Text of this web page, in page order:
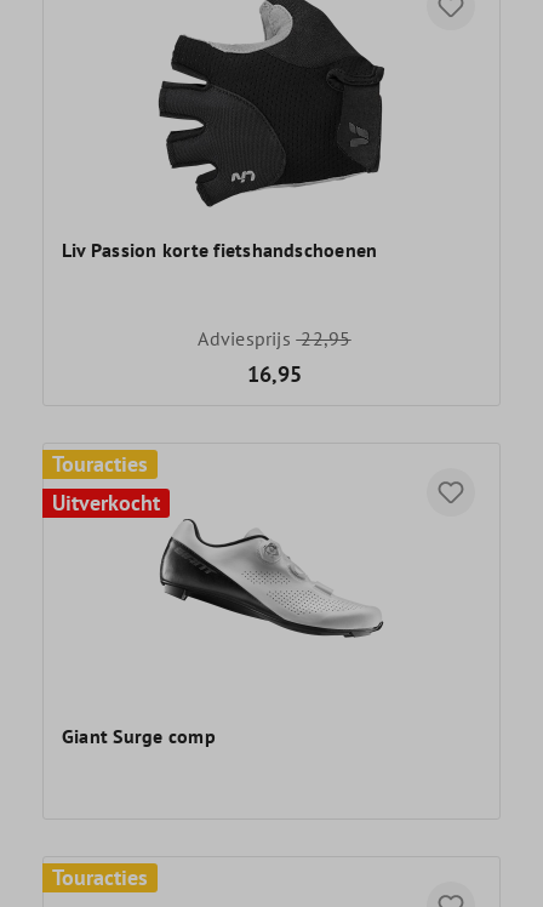
Liv Passion korte fietshandschoenen
Adviesprijs22,95
16,95
Touracties
Uitverkocht
Giant Surge comp
Touracties